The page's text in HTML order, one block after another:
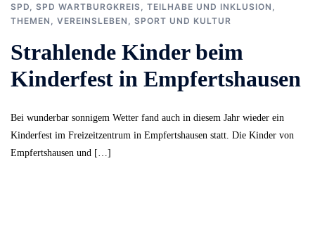
SPD
SPD WARTBURGKREIS TEILHABE UND INKLUSION
THEMEN
VEREINSLEBEN, SPORT UND KULTUR
Strahlende Kinder beim
Kinderfest in Empfertshausen
Bei wunderbar sonnigem Wetter fand auch in diesem Jahr wieder ein
Kinderfest im Freizeitzentrum in Empfertshausen statt. Die Kinder von
Empfertshausen und […]